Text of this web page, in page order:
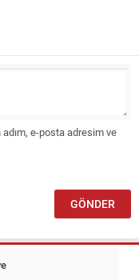
e-posta adresim ve